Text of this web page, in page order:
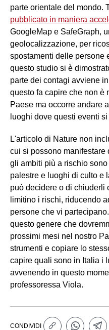
parte orientale del mondo.
pubblicato in maniera
GoogleMap e SafeGraph,
geolocalizzazione, per
spostamenti delle persone
questo studio si è
parte dei contagi avviene
questo fa capire che non è
Paese ma occorre andare
luoghi dove questi eventi
L'articolo di Nature non
cui si possono manifestare
gli ambiti più a rischio
palestre e luoghi di culto e
può decidere o di chiuderli
limitino i rischi, riducendo
persone che vi
questo genere che
prossimi mesi nel nostro
strumenti e copiare lo
capire quali sono in Italia i
avvenendo in questo
professoressa Viola.
CONDIVIDI